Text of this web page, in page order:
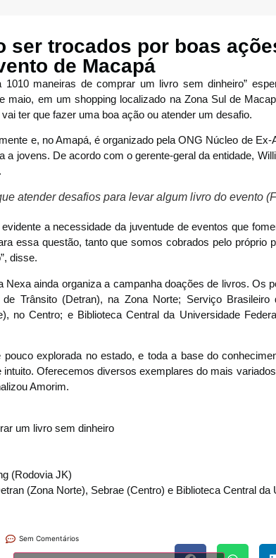
ser trocados por boas
de Macapá
1010 maneiras de comprar um livro sem dinheiro”
maio, em um shopping localizado na Zona Sul de
ter que fazer uma boa ação ou atender um desafio.
e, no Amapá, é organizado pela ONG Núcleo de
a jovens. De acordo com o gerente-geral da entidade,
atender desafios para levar algum livro do evento
a necessidade da juventude de eventos que
essa questão, tanto que somos cobrados pelo próprio
disse.
Nexa ainda organiza a campanha doações de livros. Os
de Trânsito (Detran), na Zona Norte; Serviço
no Centro; e Biblioteca Central da Universidade
pouco explorada no estado, e toda a base do
Oferecemos diversos exemplares do mais
Amorim.
um livro sem dinheiro
(Rodovia JK)
(Zona Norte), Sebrae (Centro) e Biblioteca Central da
Sem Comentários